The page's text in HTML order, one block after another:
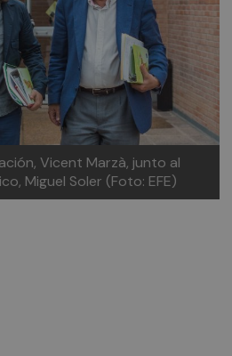
Vicent Marzà, junto al
Miguel Soler (Foto: EFE)